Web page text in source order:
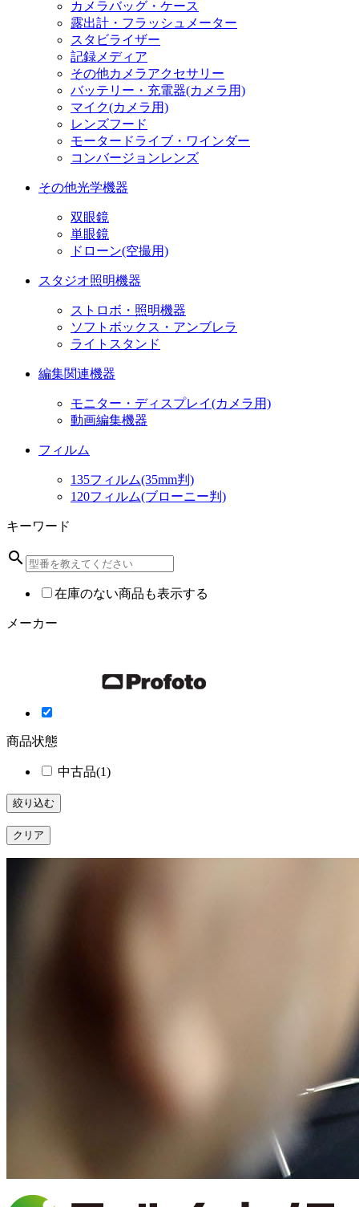
カメラバッグ・ケース
露出計・フラッシュメーター
スタビライザー
記録メディア
その他カメラアクセサリー
バッテリー・充電器(カメラ用)
マイク(カメラ用)
レンズフード
モータードライブ・ワインダー
コンバージョンレンズ
その他光学機器
双眼鏡
単眼鏡
ドローン(空撮用)
スタジオ照明機器
ストロボ・照明機器
ソフトボックス・アンブレラ
ライトスタンド
編集関連機器
モニター・ディスプレイ(カメラ用)
動画編集機器
フィルム
135フィルム(35mm判)
120フィルム(ブローニー判)
キーワード
search
在庫のない商品も表示する
メーカー
商品状態
中古品(1)
絞り込む
クリア